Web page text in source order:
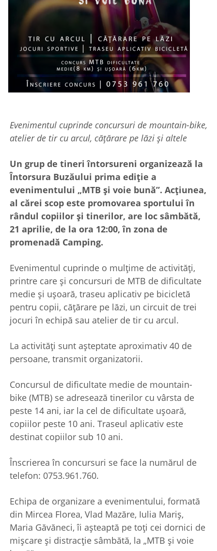
Evenimentul cuprinde concursuri de mountain-bike,
atelier de tir cu arcul, cățărare pe lăzi și altele
Un grup de tineri întorsureni organizează la
Întorsura Buzăului prima ediție a
evenimentului „MTB și voie bună”. Acțiunea,
al cărei scop este promovarea sportului în
rândul copiilor și tinerilor, are loc sâmbătă,
21 aprilie, de la ora 12:00, în zona de
promenadă Camping.
Evenimentul cuprinde o mulțime de activități,
printre care și concursuri de MTB de dificultate
medie și ușoară, traseu aplicativ pe bicicletă
pentru copii, cățărare pe lăzi, un circuit de trei
jocuri în echipă sau atelier de tir cu arcul.
La activități sunt așteptate aproximativ 40 de
persoane, transmit organizatorii.
Concursul de dificultate medie de mountain-
bike (MTB) se adresează tinerilor cu vârsta de
peste 14 ani, iar la cel de dificultate ușoară,
copiilor peste 10 ani. Traseul aplicativ este
destinat copiilor sub 10 ani.
Înscrierea în concursuri se face la numărul de
telefon: 0753.961.760.
Echipa de organizare a evenimentului, formată
din Mircea Florea, Vlad Mazăre, Iulia Mariș,
Maria Găvăneci, îi așteaptă pe toți cei dornici de
mișcare și distracție sâmbătă, la „MTB și voie